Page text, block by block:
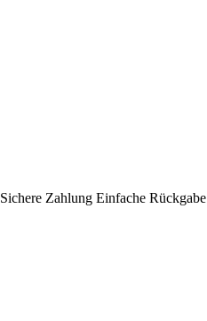
Sichere Zahlung Einfache Rückgabe